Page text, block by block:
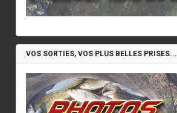
VOS SORTIES, VOS PLUS BELLES PRISES...